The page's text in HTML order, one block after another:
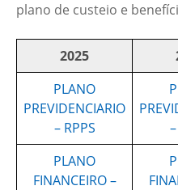
plano de custeio e
2025
PLANO
PREVIDENCIARIO
– RPPS
PLANO
FINANCEIRO –